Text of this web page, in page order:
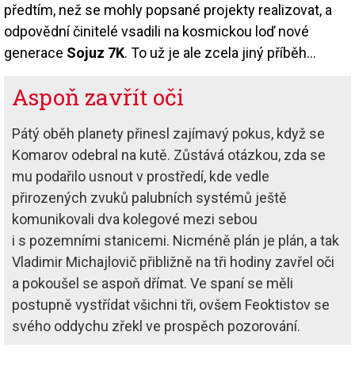
předtím, než se mohly popsané projekty realizovat, a
odpovědní činitelé vsadili na kosmickou loď nové
generace Sojuz 7K. To už je ale zcela jiný příběh…
Aspoň zavřít oči
Pátý oběh planety přinesl zajímavý pokus, když se
Komarov odebral na kutě. Zůstává otázkou, zda se
mu podařilo usnout v prostředí, kde vedle
přirozených zvuků palubních systémů ještě
komunikovali dva kolegové mezi sebou
i s pozemními stanicemi. Nicméně plán je plán, a tak
Vladimir Michajlovič přibližně na tři hodiny zavřel oči
a pokoušel se aspoň dřímat. Ve spaní se měli
postupně vystřídat všichni tři, ovšem Feoktistov se
svého oddychu zřekl ve prospěch pozorování.